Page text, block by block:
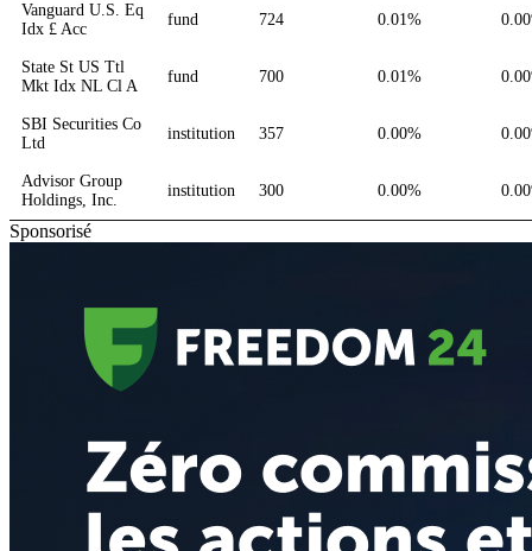
Vanguard U.S. Eq
Idx £ Acc
fund 724 0.01%
State St US Ttl
Mkt Idx NL Cl A
fund 700 0.01%
SBI Securities Co
Ltd
institution 357 0.00%
Advisor Group
Holdings, Inc.
institution 300 0.00%
Sponsorisé